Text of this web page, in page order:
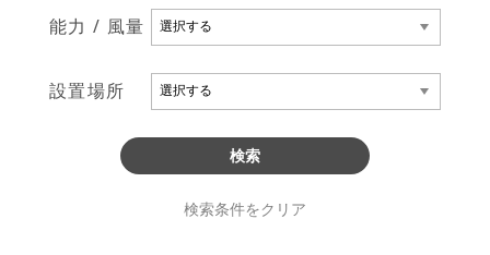
能力 / 風量
設置場所